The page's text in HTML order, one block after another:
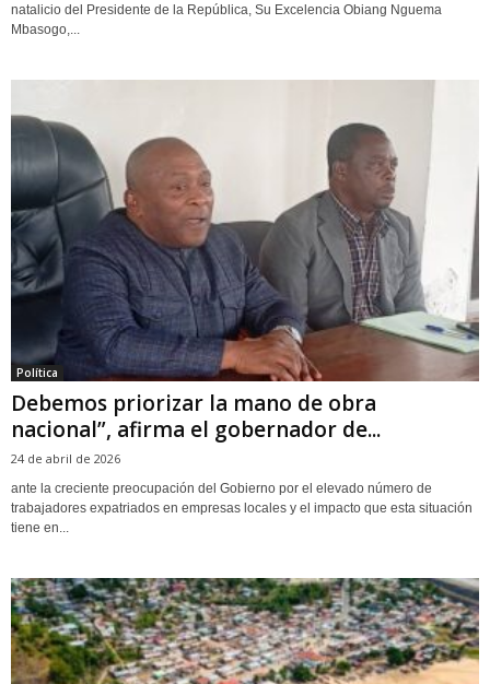
natalicio del Presidente de la República, Su Excelencia Obiang Nguema
Mbasogo,...
Política
Debemos priorizar la mano de obra
nacional”, afirma el gobernador de...
24 de abril de 2026
ante la creciente preocupación del Gobierno por el elevado número de
trabajadores expatriados en empresas locales y el impacto que esta situación
tiene en...